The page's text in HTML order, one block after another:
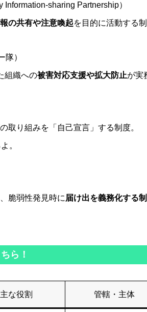
Information‑sharing Partnership）
の共有や注意喚起を目的に活動する制
隊）
組織への被害対応支援や拡大防止が実
取り組みを「自己宣言」する制度。
。
脆弱性発見時に 届け出を義務化する
ら！
主な役割 管轄・主体